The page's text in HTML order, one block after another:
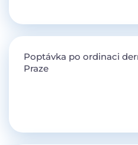
Poptávka po ordinaci
Praze